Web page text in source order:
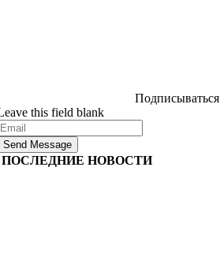
Подписываться
this field blank
Send Message
ПОСЛЕДНИЕ НОВОСТИ